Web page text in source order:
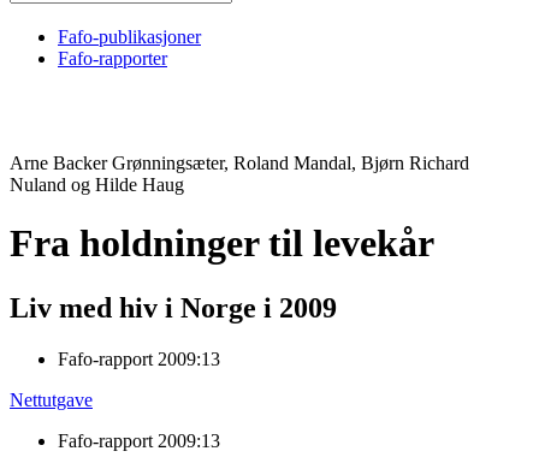
Fafo-publikasjoner
Fafo-rapporter
Arne Backer Grønningsæter, Roland Mandal, Bjørn Richard
Nuland og Hilde Haug
Fra holdninger til levekår
Liv med hiv i Norge i 2009
Fafo-rapport 2009:13
Nettutgave
Fafo-rapport 2009:13